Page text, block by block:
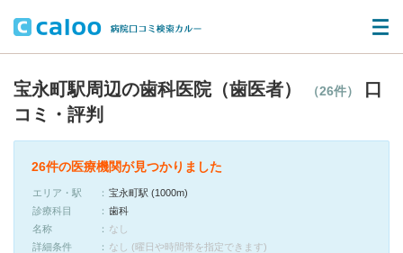
宝永町駅周辺の歯科医院（歯医者） （26件）
口
コミ・評判
26件の医療機関が見つかりました
エリア・駅
宝永町駅 (1000m)
診療科目
歯科
名称
なし
詳細条件
なし (曜日や時間帯を指定できます)